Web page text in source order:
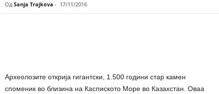
Од Sanja Trajkova - 17/11/2016
Археолозите открија гигантски, 1.500 години стар камен
споменик во близина на Каспиското Море во Казахстан. Оваа